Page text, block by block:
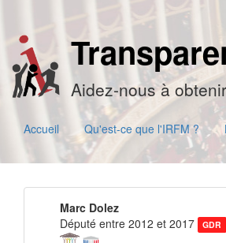
Aidez-nous à
Accueil Qu'est-ce que l'IRFM ?
Marc Dolez
Député entre 2012 et 2017
GDR